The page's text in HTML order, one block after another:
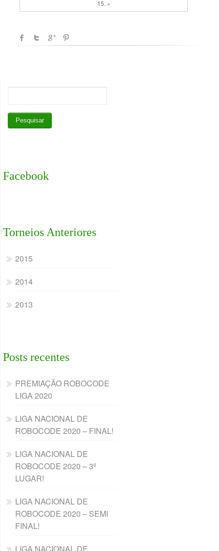
15. »
Facebook
Torneios Anteriores
2015
2014
2013
Posts recentes
PREMIAÇÃO ROBOCODE
LIGA 2020
LIGA NACIONAL DE
ROBOCODE 2020 – FINAL!
LIGA NACIONAL DE
ROBOCODE 2020 – 3º
LUGAR!
LIGA NACIONAL DE
ROBOCODE 2020 – SEMI
FINAL!
LIGA NACIONAL DE